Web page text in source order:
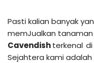
Pasti kalian banyak
memJualkan tanaman
Cavendishterkenal
Sejahtera kami